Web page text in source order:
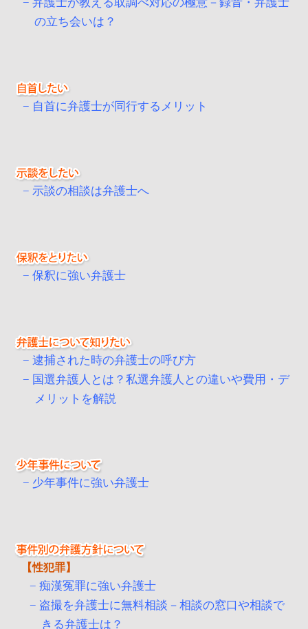
の立ち会いは？
自首に弁護士が同行するメリット
示談の相談は弁護士へ
保釈に強い弁護士
逮捕された時の弁護士の呼び方
国選弁護人とは？私選弁護人との違いや費用・デ
メリットを解説
少年事件に強い弁護士
性犯罪
痴漢冤罪に強い弁護士
盗撮を弁護士に無料相談－相談の窓口や相談で
きる弁護士は？